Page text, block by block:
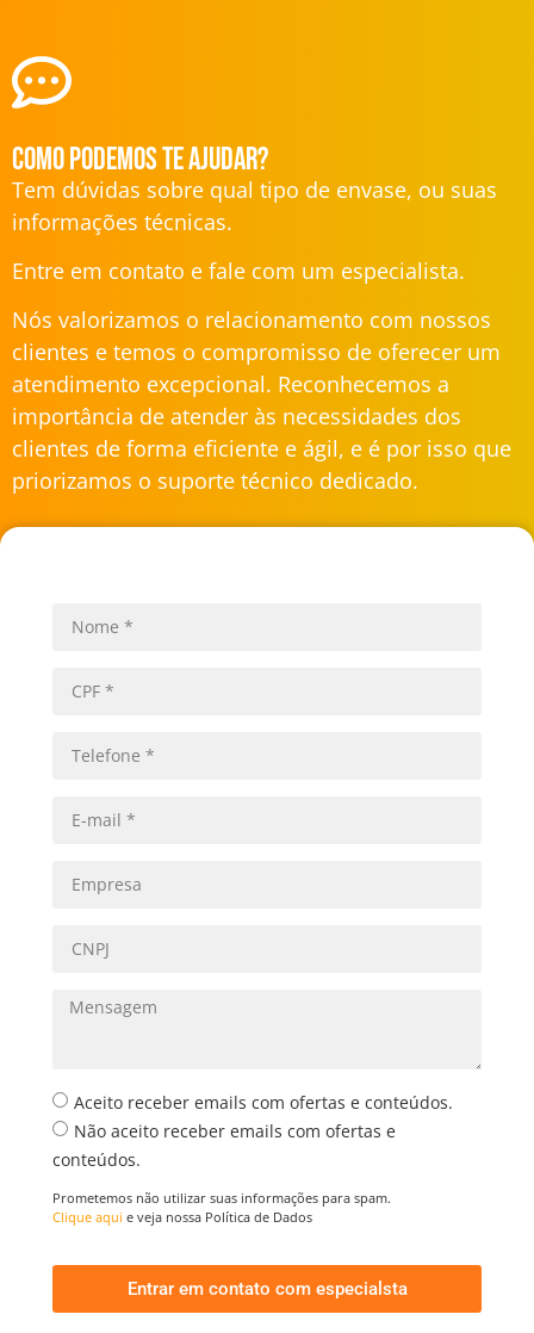
Como podemos te ajudar?
Tem dúvidas sobre qual tipo de envase, ou suas
informações técnicas.
Entre em contato e fale com um especialista.
Nós valorizamos o relacionamento com nossos
clientes e temos o compromisso de oferecer um
atendimento excepcional. Reconhecemos a
importância de atender às necessidades dos
clientes de forma eficiente e ágil, e é por isso que
priorizamos o suporte técnico dedicado.
Aceito receber emails com ofertas e conteúdos.
Não aceito receber emails com ofertas e
conteúdos.
Prometemos não utilizar suas informações para spam.
Clique aqui e veja nossa Política de Dados
Entrar em contato com especialsta